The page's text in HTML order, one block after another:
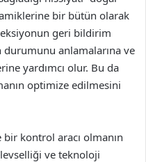
bir bütün olarak
geri bildirim
anlamalarına ve
yardımcı olur. Bu da
optimize edilmesini
kontrol aracı olmanın
ve teknoloji